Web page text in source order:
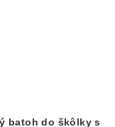
batoh do škôlky s